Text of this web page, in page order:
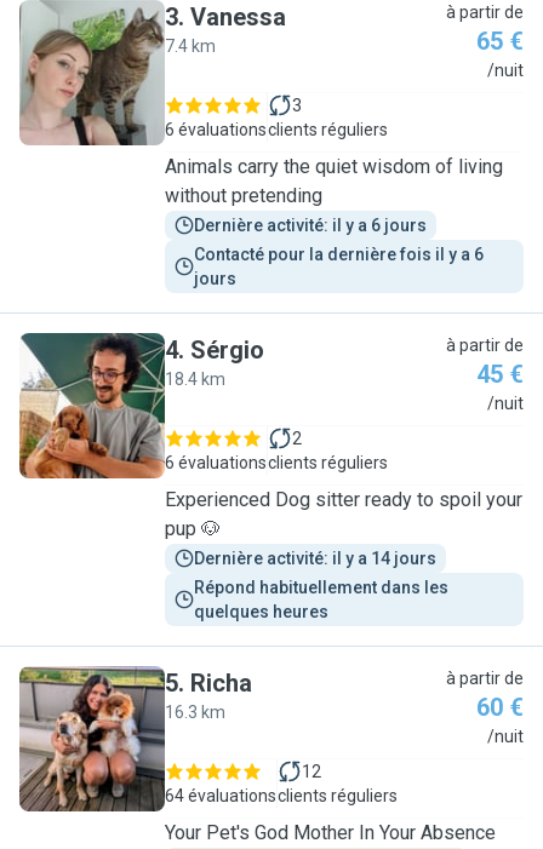
V
3. Vanessa
7.4 km
à partir de
65 €
/nuit
6 évaluations
3
clients réguliers
Animals carry the quiet wisdom of living
without pretending
Dernière activité: il y a 6 jours
Contacté pour la dernière fois il y a 6
jours
S
4. Sérgio
18.4 km
à partir de
45 €
/nuit
6 évaluations
2
clients réguliers
Experienced Dog sitter ready to spoil your
pup 🐶
Dernière activité: il y a 14 jours
Répond habituellement dans les
quelques heures
R
5. Richa
16.3 km
à partir de
60 €
/nuit
64 évaluations
12
clients réguliers
Your Pet's God Mother In Your Absence